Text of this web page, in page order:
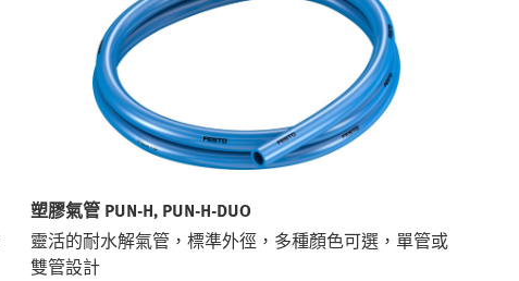
塑膠氣管 PUN-H, PUN-H-DUO
靈活的耐水解氣管，標準外徑，多種顏色可選，單管或
雙管設計